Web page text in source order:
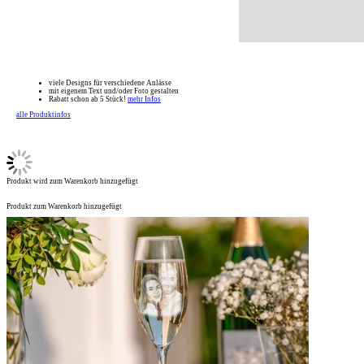
viele Designs für verschiedene Anlässe
mit eigenem Text und/oder Foto gestalten
Rabatt schon ab 5 Stück! mehr Infos
alle Produktinfos
Produkt wird zum Warenkorb hinzugefügt
Produkt zum Warenkorb hinzugefügt